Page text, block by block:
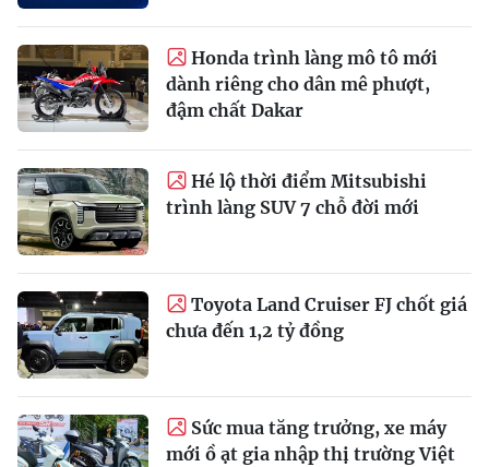
Honda trình làng mô tô mới
dành riêng cho dân mê phượt,
đậm chất Dakar
Hé lộ thời điểm Mitsubishi
trình làng SUV 7 chỗ đời mới
Toyota Land Cruiser FJ chốt giá
chưa đến 1,2 tỷ đồng
Sức mua tăng trưởng, xe máy
mới ồ ạt gia nhập thị trường Việt